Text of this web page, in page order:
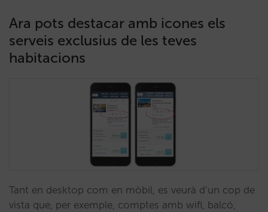
Ara pots destacar amb icones els
serveis exclusius de les teves
habitacions
Tant en desktop com en mòbil, es veurà d’un cop de
vista que, per exemple, comptes amb wifi, balcó,